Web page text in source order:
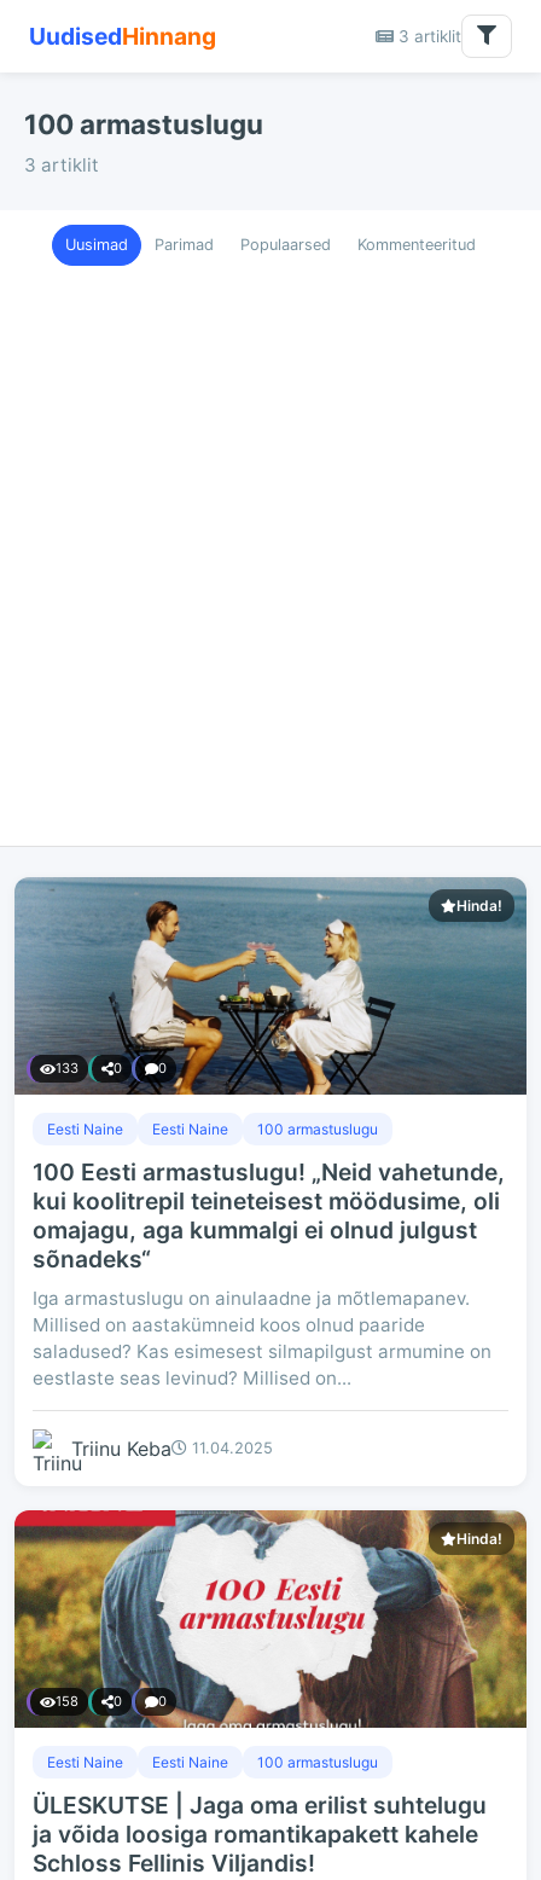
UudisedHinnang 3 artiklit
100 armastuslugu
3 artiklit
Uusimad Parimad Populaarsed Kommenteeritud
Hinda!
133 0 0
Eesti Naine Eesti Naine 100 armastuslugu
100 Eesti armastuslugu! „Neid vahetunde,
kui koolitrepil teineteisest möödusime, oli
omajagu, aga kummalgi ei olnud julgust
sõnadeks“
Iga armastuslugu on ainulaadne ja mõtlemapanev.
Millised on aastakümneid koos olnud paaride
saladused? Kas esimesest silmapilgust armumine on
eestlaste seas levinud? Millised on...
Triinu Keba 11.04.2025
Hinda!
158 0 0
Eesti Naine Eesti Naine 100 armastuslugu
ÜLESKUTSE | Jaga oma erilist suhtelugu
ja võida loosiga romantikapakett kahele
Schloss Fellinis Viljandis!